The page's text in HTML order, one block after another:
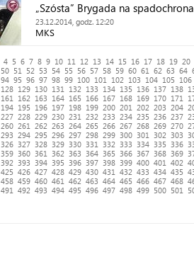
„Szósta” Brygada na
23.12.2014, godz. 12:20
MKS
4 5 6 7 8 9 10 11 12 13 14 15 16 17 18 19 20
50 51 52 53 54 55 56 57 58 59 60 61 62 63 64
94 95 96 97 98 99 100 101 102 103 104 105 106
128 129 130 131 132 133 134 135 136 137 138
161 162 163 164 165 166 167 168 169 170 171
194 195 196 197 198 199 200 201 202 203 204
227 228 229 230 231 232 233 234 235 236 237
260 261 262 263 264 265 266 267 268 269 270
293 294 295 296 297 298 299 300 301 302 303
326 327 328 329 330 331 332 333 334 335 336
359 360 361 362 363 364 365 366 367 368 369
392 393 394 395 396 397 398 399 400 401 402
425 426 427 428 429 430 431 432 433 434 435
458 459 460 461 462 463 464 465 466 467 468
491 492 493 494 495 496 497 498 499 500 501